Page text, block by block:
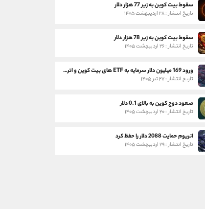
سقوط بیت کوین به زیر 77 هزار دلار
تاریخ انتشار : ۲۸ اردیبهشت ۱۴۰۵
سقوط بیت کوین به زیر 78 هزار دلار
تاریخ انتشار : ۲۶ اردیبهشت ۱۴۰۵
ورود 169 میلیون دلار سرمایه به ETF های بیت کوین و اتریوم
تاریخ انتشار : ۲۷ تیر ۱۴۰۵
صعود دوج کوین به بالای 0.1 دلار
تاریخ انتشار : ۲۰ اردیبهشت ۱۴۰۵
اتریوم حمایت 2088 دلار را حفظ کرد
تاریخ انتشار : ۲۹ اردیبهشت ۱۴۰۵